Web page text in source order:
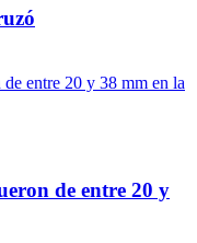
de entre 20 y